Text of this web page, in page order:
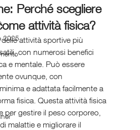
2025
Perché scegliere
attività fisica?
attività sportive più
con numerosi benefici
e mentale. Può essere
ovunque, con
e adattata facilmente a
fisica. Questa attività fisica
per gestire il peso corporeo,
malattie e migliorare il